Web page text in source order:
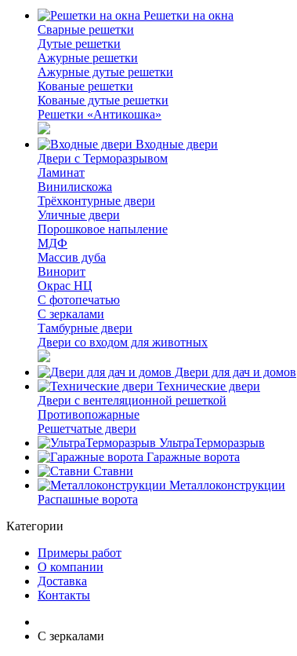
Решетки на окна
Сварные решетки
Дутые решетки
Ажурные решетки
Ажурные дутые решетки
Кованые решетки
Кованые дутые решетки
Решетки «Антикошка»
Входные двери
Двери с Терморазрывом
Ламинат
Винилискожа
Трёхконтурные двери
Уличные двери
Порошковое напыление
МДФ
Массив дуба
Винорит
Окрас НЦ
С фотопечатью
С зеркалами
Тамбурные двери
Двери со входом для животных
Двери для дач и домов
Технические двери
Двери с вентеляционной решеткой
Противопожарные
Решетчатые двери
УльтраТерморазрыв
Гаражные ворота
Ставни
Металлоконструкции
Распашные ворота
Категории
Примеры работ
О компании
Доставка
Контакты
С зеркалами